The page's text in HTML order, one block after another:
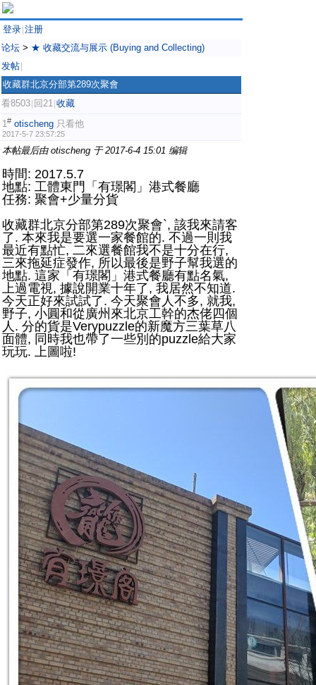
登录 注册
论坛 > ★ 收藏交流与展示 (Buying and Collecting)
发帖
收藏群北京分部第289次聚會
看8503 回21 收藏
1# otischeng 只看他
2017-5-7 23:57:25
本帖最后由 otischeng 于 2017-6-4 15:01 编辑
時間: 2017.5.7
地點: 工體東門「有璟閣」港式餐廳
任務: 聚會+少量分貨
收藏群北京分部第289次聚會`, 該我來請客
了. 本來我是要選一家餐館的. 不過一則我
最近有點忙, 二來選餐館我不是十分在行,
三來拖延症發作, 所以最後是野子幫我選的
地點. 這家「有璟閣」港式餐廳有點名氣,
上過電視, 據說開業十年了, 我居然不知道.
今天正好來試試了. 今天聚會人不多, 就我,
野子, 小圓和從廣州來北京工幹的杰佬四個
人. 分的貨是Verypuzzle的新魔方三葉草八
面體, 同時我也帶了一些別的puzzle給大家
玩玩. 上圖啦!